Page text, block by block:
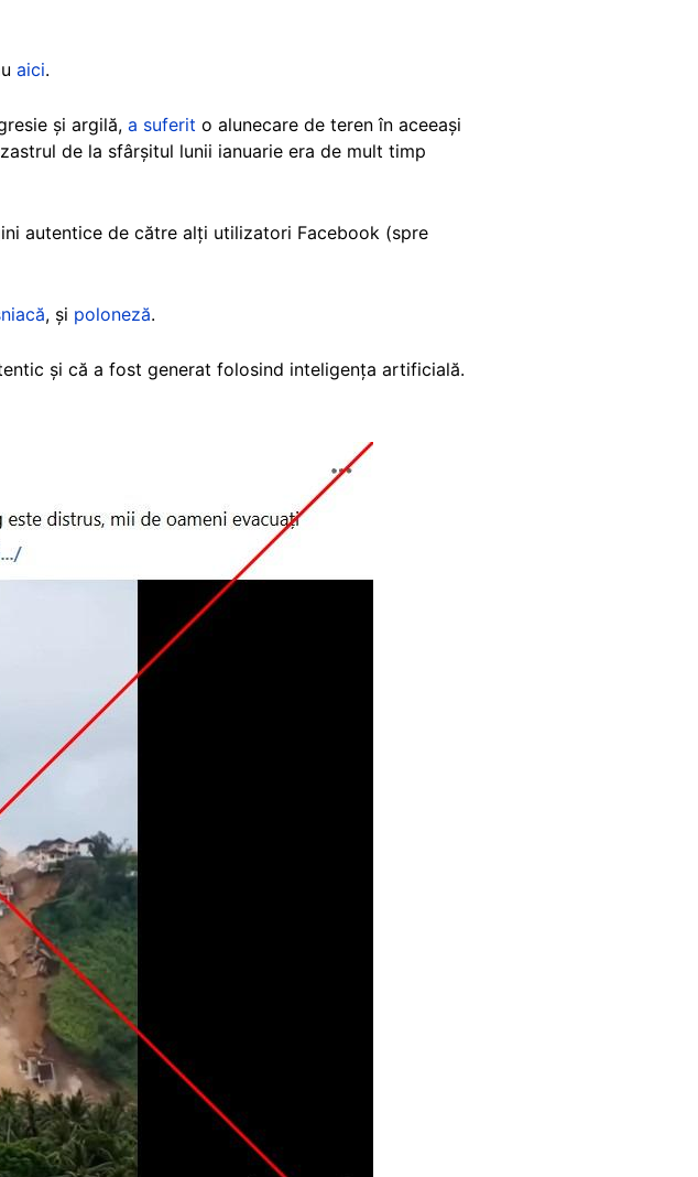
aici.
și argilă, a suferit o alunecare de teren în aceeași
de la sfârșitul lunii ianuarie era de mult timp
autentice de către alți utilizatori Facebook (spre
, și poloneză.
și că a fost generat folosind inteligența artificială.